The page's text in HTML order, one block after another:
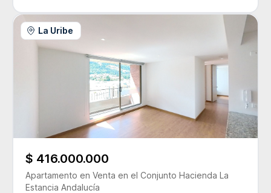
La Uribe
$ 416.000.000
Apartamento en Venta en el Conjunto Hacienda La
Estancia Andalucía